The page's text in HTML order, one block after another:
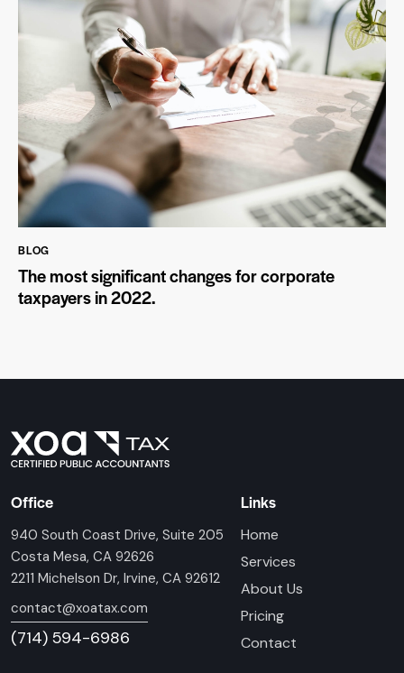
BLOG
The most significant changes for corporate
taxpayers in 2022.
Office
940 South Coast Drive, Suite 205
Costa Mesa, CA 92626
2211 Michelson Dr, Irvine, CA 92612
contact@xoatax.com
(714) 594-6986
Links
Home
Services
About Us
Pricing
Contact